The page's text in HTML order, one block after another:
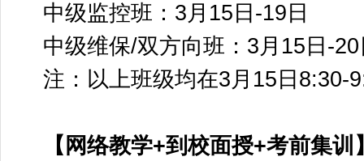
中级监控班：3月15日-19日
中级维保/双方向班：3月15日-20
注：以上班级均在3月15日8:30-
【网络教学+到校面授+考前集